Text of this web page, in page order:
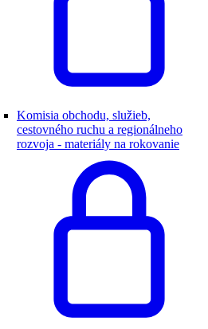
Komisia obchodu, služieb,
cestovného ruchu a regionálneho
rozvoja - materiály na rokovanie